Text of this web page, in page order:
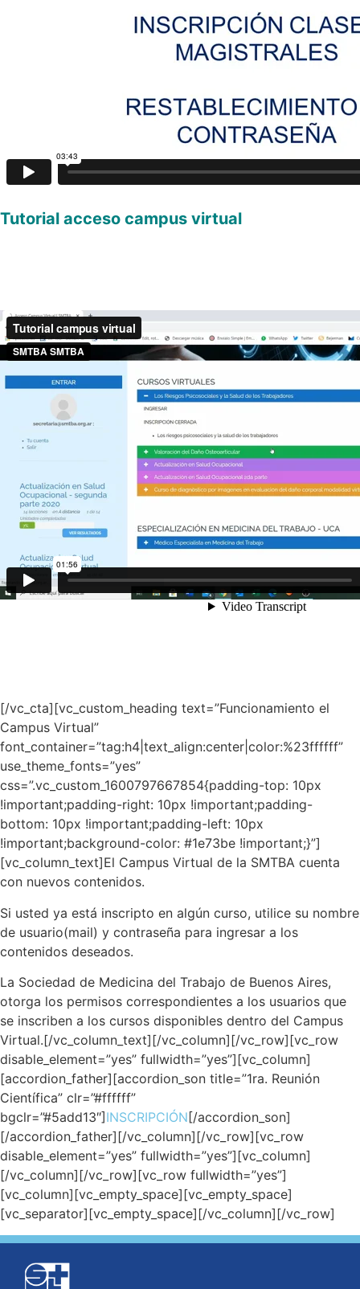
Tutorial acceso campus virtual
[/vc_cta][vc_custom_heading text=”Funcionamiento el
Campus Virtual”
font_container=”tag:h4|text_align:center|color:%23ffffff”
use_theme_fonts=”yes”
css=”.vc_custom_1600797667854{padding-top: 10px
!important;padding-right: 10px !important;padding-
bottom: 10px !important;padding-left: 10px
!important;background-color: #1e73be !important;}”]
[vc_column_text]El Campus Virtual de la SMTBA cuenta
con nuevos contenidos.
Si usted ya está inscripto en algún curso, utilice su nombre
de usuario(mail) y contraseña para ingresar a los
contenidos deseados.
La Sociedad de Medicina del Trabajo de Buenos Aires,
otorga los permisos correspondientes a los usuarios que
se inscriben a los cursos disponibles dentro del Campus
Virtual.[/vc_column_text][/vc_column][/vc_row][vc_row
disable_element=”yes” fullwidth=”yes”][vc_column]
[accordion_father][accordion_son title=”1ra. Reunión
Científica” clr=”#ffffff”
bgclr=”#5add13″] INSCRIPCIÓN [/accordion_son]
[/accordion_father][/vc_column][/vc_row][vc_row
disable_element=”yes” fullwidth=”yes”][vc_column]
[/vc_column][/vc_row][vc_row fullwidth=”yes”]
[vc_column][vc_empty_space][vc_empty_space]
[vc_separator][vc_empty_space][/vc_column][/vc_row]